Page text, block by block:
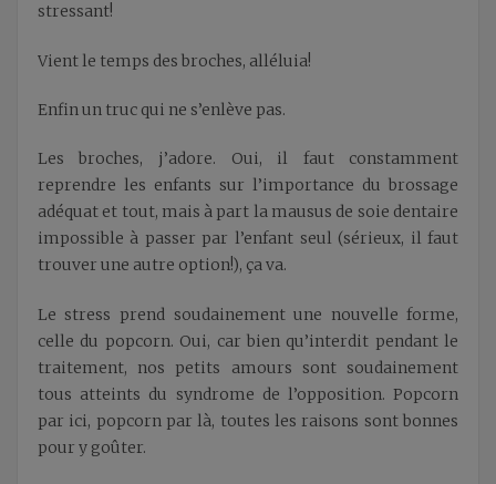
stressant!
Vient le temps des broches, alléluia!
Enfin un truc qui ne s’enlève pas.
Les broches, j’adore. Oui, il faut constamment
reprendre les enfants sur l’importance du brossage
adéquat et tout, mais à part la mausus de soie dentaire
impossible à passer par l’enfant seul (sérieux, il faut
trouver une autre option!), ça va.
Le stress prend soudainement une nouvelle forme,
celle du popcorn. Oui, car bien qu’interdit pendant le
traitement, nos petits amours sont soudainement
tous atteints du syndrome de l’opposition. Popcorn
par ici, popcorn par là, toutes les raisons sont bonnes
pour y goûter.